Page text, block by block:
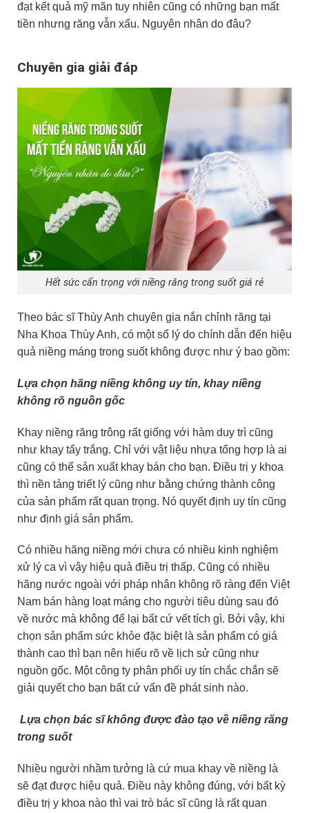
đạt kết quả mỹ mãn tuy nhiên cũng có những bạn mất
tiền nhưng răng vẫn xấu. Nguyên nhân do đâu?
Chuyên gia giải đáp
Hết sức cẩn trọng với niềng răng trong suốt giá rẻ
Theo bác sĩ Thùy Anh chuyên gia nắn chỉnh răng tại
Nha Khoa Thùy Anh, có một số lý do chính dẫn đến hiệu
quả niềng máng trong suốt không được như ý bao gồm:
Lựa chọn hãng niềng không uy tín, khay niềng
không rõ nguồn gốc
Khay niềng răng trông rất giống với hàm duy trì cũng
như khay tẩy trắng. Chỉ với vật liệu nhựa tổng hợp là ai
cũng có thể sản xuất khay bán cho bạn. Điều trị y khoa
thì nền tảng triết lý cũng như bằng chứng thành công
của sản phẩm rất quan trọng. Nó quyết định uy tín cũng
như định giá sản phẩm.
Có nhiều hãng niềng mới chưa có nhiều kinh nghiệm
xử lý ca vì vậy hiệu quả điều trị thấp. Cũng có nhiều
hãng nước ngoài với pháp nhân không rõ ràng đến Việt
Nam bán hàng loạt máng cho người tiêu dùng sau đó
về nước mà không để lại bất cứ vết tích gì. Bởi vậy, khi
chọn sản phẩm sức khỏe đặc biệt là sản phẩm có giá
thành cao thì bạn nên hiểu rõ về lịch sử cũng như
nguồn gốc. Một công ty phân phối uy tín chắc chắn sẽ
giải quyết cho bạn bất cứ vấn đề phát sinh nào.
Lựa chọn bác sĩ không được đào tạo về niềng răng
trong suốt
Nhiều người nhầm tưởng là cứ mua khay về niềng là
sẽ đạt được hiệu quả. Điều này không đúng, với bất kỳ
điều trị y khoa nào thì vai trò bác sĩ cũng là rất quan